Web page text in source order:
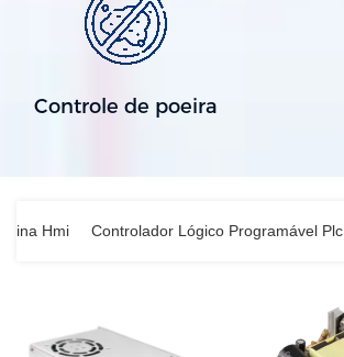
Controle de poeira
Hmi Controlador Lógico Programável Plc